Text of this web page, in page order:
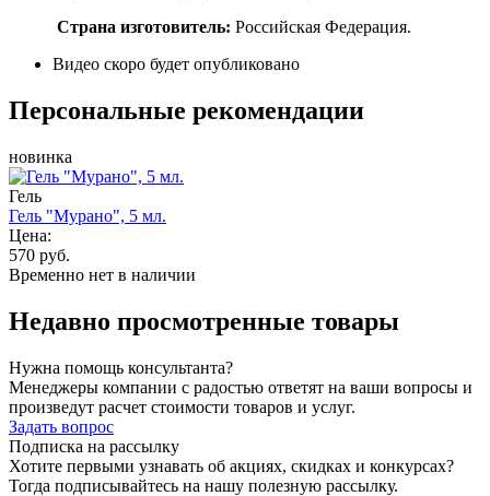
Страна изготовитель: Российская Федерация.
Видео скоро будет опубликовано
Персональные рекомендации
новинка
Гель
Гель "Мурано", 5 мл.
Цена:
570 руб.
Временно нет в наличии
Недавно просмотренные товары
Нужна помощь консультанта?
Менеджеры компании с радостью ответят на ваши вопросы и
произведут расчет стоимости товаров и услуг.
Задать вопрос
Подписка на рассылку
Хотите первыми узнавать об акциях, скидках и конкурсах?
Тогда подписывайтесь на нашу полезную рассылку.